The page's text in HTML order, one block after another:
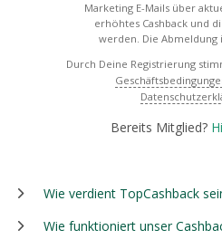
Marketing E-Mails über
erhöhtes Cashback und
werden. Die
Durch Deine Registrierung
Bereits Mitglied?
Wie verdient TopCashback
Wie funktioniert unser